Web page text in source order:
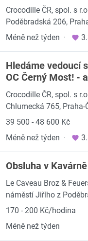
Crocodille ČR, spol. s
Poděbradská 206,
Méně než týden ·
Hledáme vedoucí
OC Černý Most! -
Crocodille ČR, spol. s
Chlumecká 765, Praha-
39 500 - 48 600 Kč
Méně než týden ·
Obsluha v
Le Caveau Broz &
náměstí Jiřího z
170 - 200 Kč/hodina
Méně než týden